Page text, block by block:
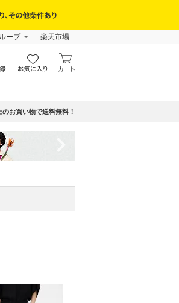
ープ 楽天市場
お買い物で送料無料！